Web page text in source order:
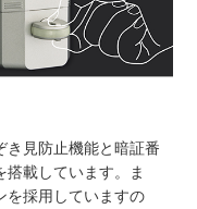
き見防止機能と暗証番
載しています。ま
を採用していますの